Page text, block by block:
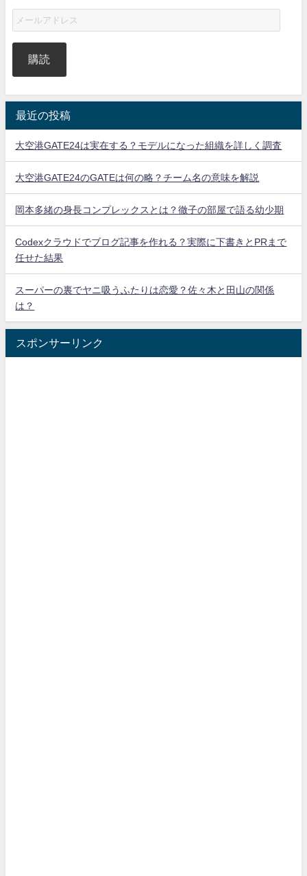
購読
最近の投稿
大空港GATE24は実在する？モデルになった組織を詳しく調査
大空港GATE24のGATEは何の略？チーム名の意味を解説
岡本多緒の身長コンプレックスとは？徹子の部屋で語る幼少期
Codexクラウドでブログ記事を作れる？実際に下書きとPRまで
任せた結果
スーパーの裏でヤニ吸うふたりは恋愛？佐々木と田山の関係
は？
スポンサーリンク